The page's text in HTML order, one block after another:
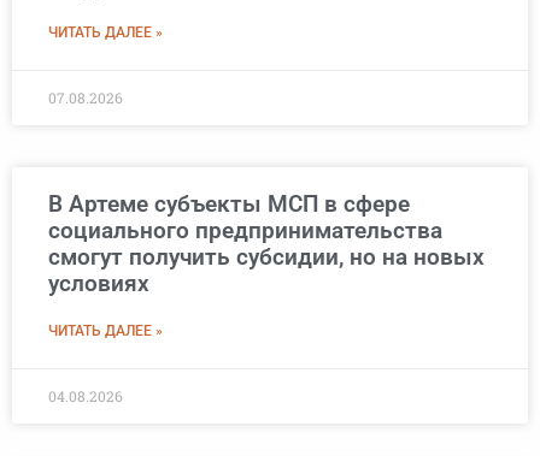
ЧИТАТЬ ДАЛЕЕ »
07.08.2026
В Артеме субъекты МСП в сфере
социального предпринимательства
смогут получить субсидии, но на новых
условиях
ЧИТАТЬ ДАЛЕЕ »
04.08.2026